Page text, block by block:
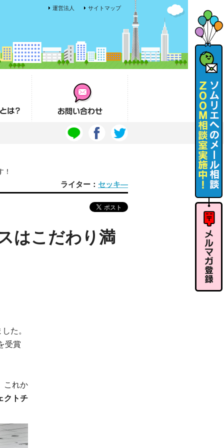
サイトマップ
運営法人
お問い合わせ
ライター： セッキ―
はこだわり満
た。
受賞
これか
クトチ
ソムリエ
へのメー
ル相談